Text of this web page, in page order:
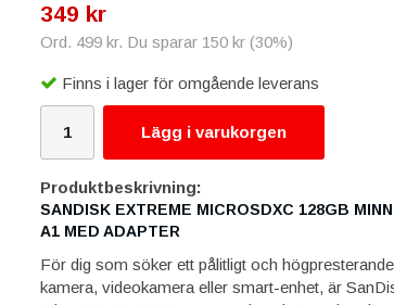
349 kr
Ord. 499 kr. Du sparar 150 kr(30%)
Finns i lager för omgående leverans
Lägg i varukorgen
Produktbeskrivning:
SANDISK EXTREME MICROSDXC 128GB
A1 MED ADAPTER
För dig som söker ett pålitligt och
kamera, videokamera eller smart-enhet, är